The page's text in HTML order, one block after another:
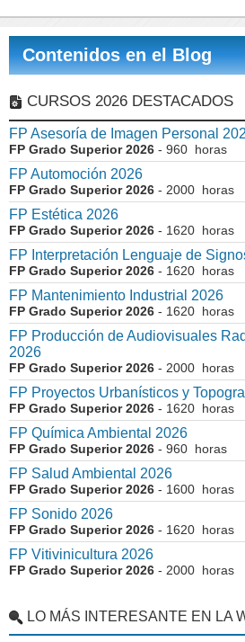
Contenidos en el Blog
CURSOS 2026 DESTACADOS
FP Asesoría de Imagen Personal
FP Grado Superior 2026 - 960 horas
FP Automoción 2026
FP Grado Superior 2026 - 2000 horas
FP Estética 2026
FP Grado Superior 2026 - 1620 horas
FP Interpretación Lenguaje de
FP Grado Superior 2026 - 1620 horas
FP Mantenimiento Industrial 2026
FP Grado Superior 2026 - 1620 horas
FP Producción de Audiovisuales
2026
FP Grado Superior 2026 - 2000 horas
FP Proyectos Urbanísticos y
FP Grado Superior 2026 - 1620 horas
FP Química Ambiental 2026
FP Grado Superior 2026 - 960 horas
FP Salud Ambiental 2026
FP Grado Superior 2026 - 1600 horas
FP Sonido 2026
FP Grado Superior 2026 - 1620 horas
FP Vitivinicultura 2026
FP Grado Superior 2026 - 2000 horas
LO MÁS INTERESANTE EN LA